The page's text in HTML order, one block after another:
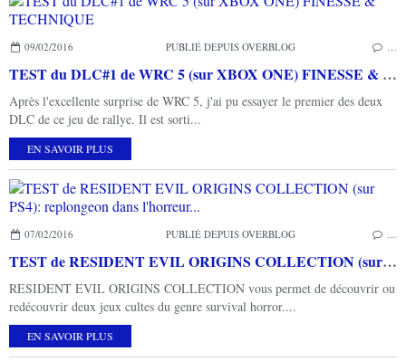
09/02/2016 PUBLIÉ DEPUIS OVERBLOG …
TEST du DLC#1 de WRC 5 (sur XBOX ONE) FINESSE & TECHNIQUE
Après l'excellente surprise de WRC 5, j'ai pu essayer le premier des deux
DLC de ce jeu de rallye. Il est sorti...
EN SAVOIR PLUS
07/02/2016 PUBLIÉ DEPUIS OVERBLOG …
TEST de RESIDENT EVIL ORIGINS COLLECTION (sur PS4): replongeon dans l'horreur...
RESIDENT EVIL ORIGINS COLLECTION vous permet de découvrir ou
redécouvrir deux jeux cultes du genre survival horror....
EN SAVOIR PLUS